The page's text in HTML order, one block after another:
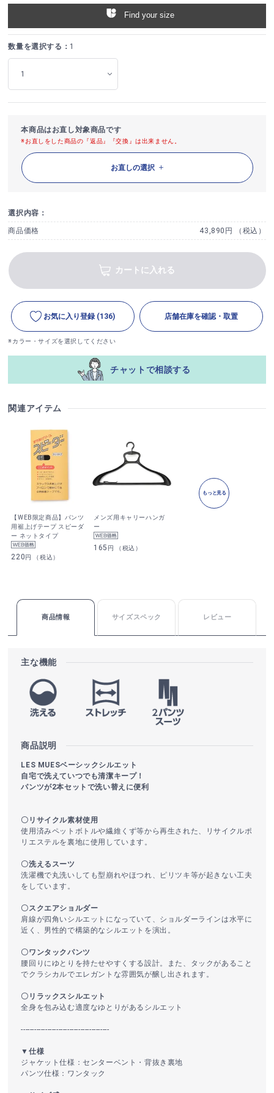
Find your size
数量を選択する： 1
本商品はお直し対象商品です
※お直しをした商品の『返品』『交換』は出来ません。
お直しの選択
選択内容：
商品価格 43,890円 （税込）
カートに入れる
お気に入り登録 (136) 店舗在庫を確認・取置
※カラー・サイズを選択してください
チャットで相談する
関連アイテム
【WEB限定商品】パンツ
用裾上げテープ スピーダ
ー ネットタイプ
220円 （税込）
メンズ用キャリーハンガ
ー
165 円 （税込）
もっと見る
商品情報 サイズスペック レビュー
主な機能
商品説明
LES MUESベーシックシルエット
自宅で洗えていつでも清潔キープ！
パンツが2本セットで洗い替えに便利
〇リサイクル素材使用
使用済みペットボトルや繊維くず等から再生された、リサイクルポ
リエステルを裏地に使用しています。
〇洗えるスーツ
洗濯機で丸洗いしても型崩れやほつれ、ピリツキ等が起きない工夫
をしています。
〇スクエアショルダー
肩線が四角いシルエットになっていて、ショルダーラインは水平に
近く、男性的で構築的なシルエットを演出。
〇ワンタックパンツ
腰回りにゆとりを持たせやすくする設計。また、タックがあること
でクラシカルでエレガントな雰囲気が醸し出されます。
〇リラックスシルエット
全身を包み込む適度なゆとりがあるシルエット
----------------------------------------
▼仕様
ジャケット仕様：センターベント・背抜き裏地
パンツ仕様：ワンタック